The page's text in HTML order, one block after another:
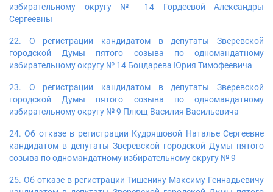
избирательному округу № 14 Гордеевой Александры
Сергеевны
22. О регистрации кандидатом в депутаты Зверевской
городской Думы пятого созыва по одномандатному
избирательному округу № 14 Бондарева Юрия Тимофеевича
23. О регистрации кандидатом в депутаты Зверевской
городской Думы пятого созыва по одномандатному
избирательному округу № 9 Плющ Василия Васильевича
24. Об отказе в регистрации Кудряшовой Наталье Сергеевне
кандидатом в депутаты Зверевской городской Думы пятого
созыва по одномандатному избирательному округу № 9
25. Об отказе в регистрации Тишенину Максиму Геннадьевичу